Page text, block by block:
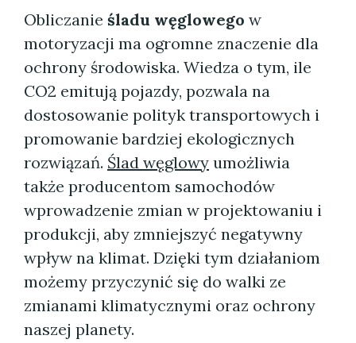
Obliczanie śladu węglowego w
motoryzacji ma ogromne znaczenie dla
ochrony środowiska. Wiedza o tym, ile
CO2 emitują pojazdy, pozwala na
dostosowanie polityk transportowych i
promowanie bardziej ekologicznych
rozwiązań. Ślad węglowy umożliwia
także producentom samochodów
wprowadzenie zmian w projektowaniu i
produkcji, aby zmniejszyć negatywny
wpływ na klimat. Dzięki tym działaniom
możemy przyczynić się do walki ze
zmianami klimatycznymi oraz ochrony
naszej planety.